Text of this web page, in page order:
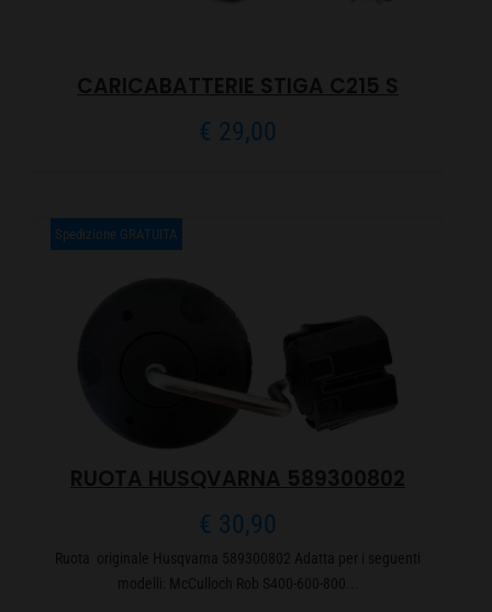
CARICABATTERIE STIGA C215 S
€ 29,00
Spedizione GRATUITA
RUOTA HUSQVARNA 589300802
€ 30,90
Ruota originale Husqvarna 589300802 Adatta per i seguenti
modelli: McCulloch Rob S400-600-800...